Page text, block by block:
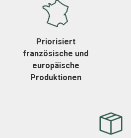
Priorisiert
französische und
europäische
Produktionen